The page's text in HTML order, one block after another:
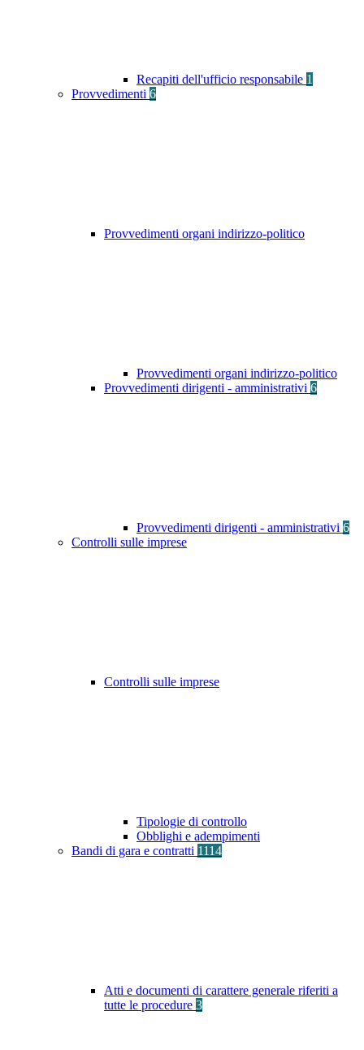
Recapiti dell'ufficio responsabile 1
Provvedimenti 6
Provvedimenti organi indirizzo-politico
Provvedimenti organi indirizzo-politico
Provvedimenti dirigenti - amministrativi 6
Provvedimenti dirigenti - amministrativi 6
Controlli sulle imprese
Controlli sulle imprese
Tipologie di controllo
Obblighi e adempimenti
Bandi di gara e contratti 1114
Atti e documenti di carattere generale riferiti a
tutte le procedure 3